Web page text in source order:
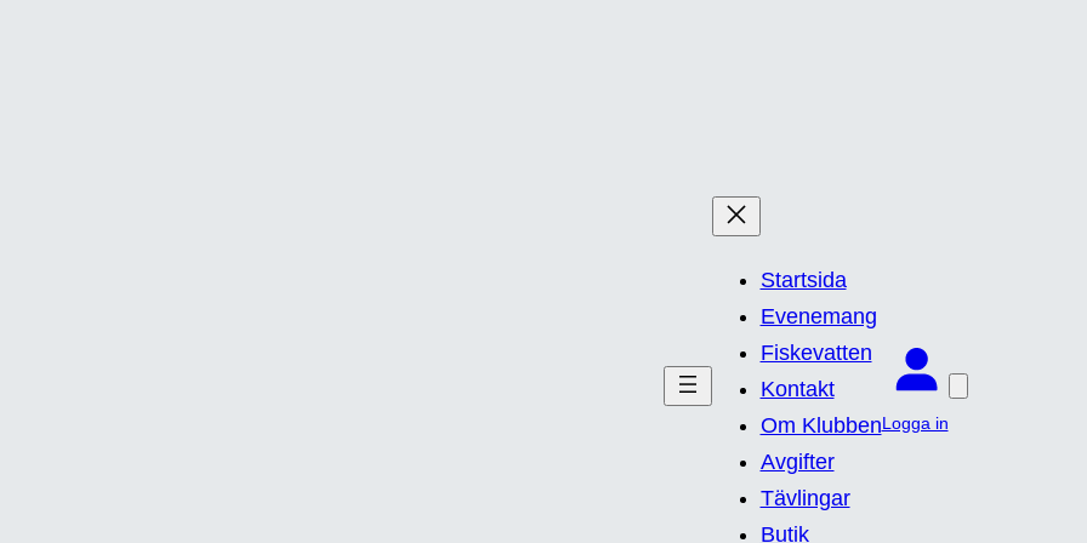
Startsida
Evenemang
Fiskevatten
Kontakt
Om Klubben
Avgifter
Tävlingar
Butik
Logga in